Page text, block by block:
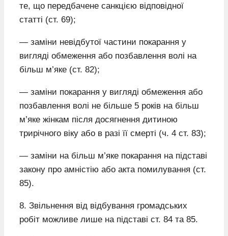
те, що передбачене санкцією відповідної
статті (ст. 69);
— заміни невідбутої частини покарання у
вигляді обмеження або позбавлення волі на
більш м’яке (ст. 82);
— заміни покарання у вигляді обмеження або
позбавлення волі не більше 5 років на більш
м’яке жінкам після досягнення дитиною
трирічного віку або в разі її смерті (ч. 4 ст. 83);
— заміни на більш м’яке покарання на підставі
закону про амністію або акта помилування (ст.
85).
8. Звільнення від відбування громадських
робіт можливе лише на підставі ст. 84 та 85.